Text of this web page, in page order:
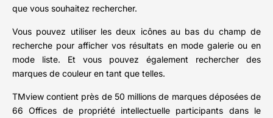
que vous souhaitez rechercher.
Vous pouvez utiliser les deux icônes au bas du champ de
recherche pour afficher vos résultats en mode galerie ou en
mode liste. Et vous pouvez également rechercher des
marques de couleur en tant que telles.
TMview contient près de 50 millions de marques déposées de
66 Offices de propriété intellectuelle participants dans le